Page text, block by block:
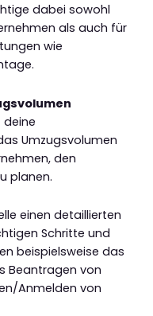
dabei sowohl
als auch für
wie
Umzugsvolumen
den
planen.
einen detaillierten
Schritte und
beispielsweise das
Beantragen von
Anmelden von